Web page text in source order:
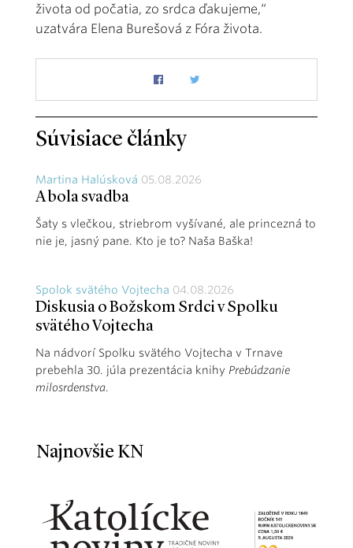
života od počatia, zo srdca ďakujeme,“
uzatvára Elena Burešová z Fóra života.
Súvisiace články
Martina Halúsková 05.08.2026
A bola svadba
Šaty s vlečkou, striebrom vyšívané, ale princezná to
nie je, jasný pane. Kto je to? Naša Baška!
Spolok svätého Vojtecha 04.08.2026
Diskusia o Božskom Srdci v Spolku
svätého Vojtecha
Na nádvorí Spolku svätého Vojtecha v Trnave
prebehla 30. júla prezentácia knihy Prebúdzanie
milosrdenstva.
Najnovšie KN